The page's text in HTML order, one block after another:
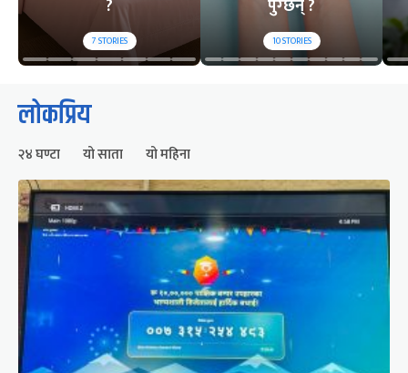
?
7STORIES
पुग्छन् ?
10STORIES
लोकप्रिय
२४ घण्टा यो साता यो महिना